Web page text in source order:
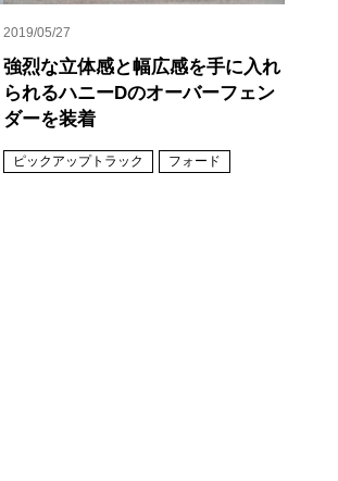
2019/05/27
強烈な立体感と幅広感を手に入れ
られるハニーDのオーバーフェン
ダーを装着
ピックアップトラック フォード